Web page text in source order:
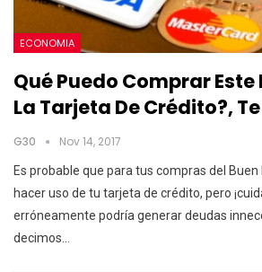
ECONOMIA
Qué Puedo Comprar Este
La Tarjeta De Crédito?,
G30 Nov 14, 2017
Es probable que para tus compras del
hacer uso de tu tarjeta de crédito, pero
erróneamente podría generar deudas
decimos…